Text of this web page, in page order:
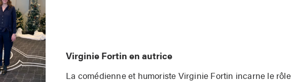
Virginie Fortin en autrice
La comédienne et humoriste Virginie Fortin incarne le rôle